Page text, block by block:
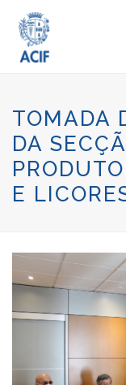
TOMADA
DA
E